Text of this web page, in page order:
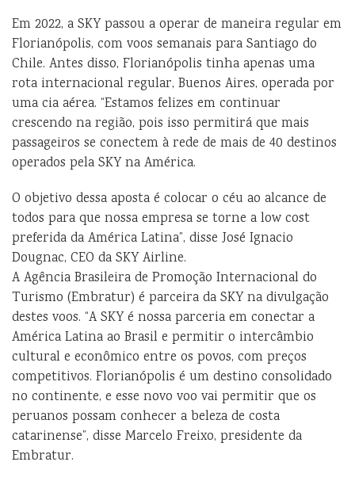
Em 2022, a SKY passou a operar de maneira regular em
Florianópolis, com voos semanais para Santiago do
Chile. Antes disso, Florianópolis tinha apenas uma
rota internacional regular, Buenos Aires, operada por
uma cia aérea. “Estamos felizes em continuar
crescendo na região, pois isso permitirá que mais
passageiros se conectem à rede de mais de 40 destinos
operados pela SKY na América.
O objetivo dessa aposta é colocar o céu ao alcance de
todos para que nossa empresa se torne a low cost
preferida da América Latina”, disse José Ignacio
Dougnac, CEO da SKY Airline.
A Agência Brasileira de Promoção Internacional do
Turismo (Embratur) é parceira da SKY na divulgação
destes voos. “A SKY é nossa parceria em conectar a
América Latina ao Brasil e permitir o intercâmbio
cultural e econômico entre os povos, com preços
competitivos. Florianópolis é um destino consolidado
no continente, e esse novo voo vai permitir que os
peruanos possam conhecer a beleza de costa
catarinense”, disse Marcelo Freixo, presidente da
Embratur.